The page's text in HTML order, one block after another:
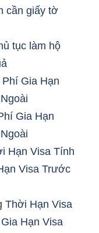
cần giấy tờ
tục làm hộ
Phí Gia Hạn
Gia Hạn
Hạn Visa Tính
Visa Trước
Thời Hạn Visa
Hạn Visa